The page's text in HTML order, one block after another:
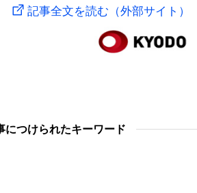
記事全文を読む（外部サイト）
につけられたキーワード